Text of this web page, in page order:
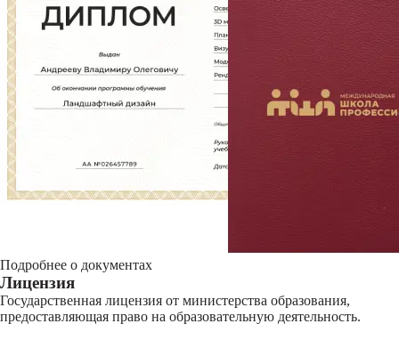
Подробнее о документах
Лицензия
Государственная лицензия от министерства образования,
предоставляющая право на образовательную деятельность.